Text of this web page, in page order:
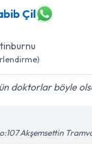
Çil
doktorlar böyle
Akşemsettin